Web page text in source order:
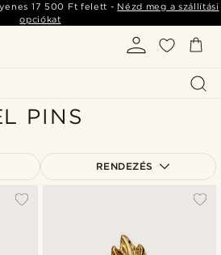
17 500 Ft felett - Nézd meg a szállítási
opciókat
PINS
RENDEZÉS
Legalacsonyabb ár